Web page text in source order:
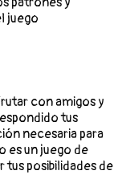
juego
con amigos y
tus
necesaria para
es un juego de
tus posibilidades de